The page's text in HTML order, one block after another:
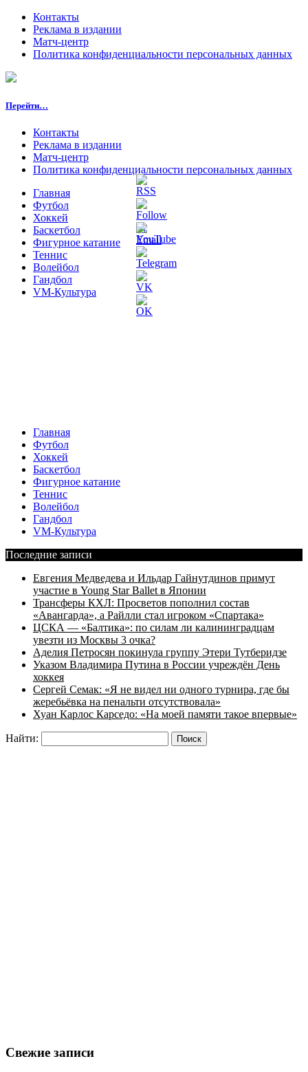
Контакты
Реклама в издании
Матч-центр
Политика конфиденциальности персональных данных
Перейти…
Контакты
Реклама в издании
Матч-центр
Политика конфиденциальности персональных данных
Главная
Футбол
Хоккей
Баскетбол
Фигурное катание
Теннис
Волейбол
Гандбол
VM-Культура
Главная
Футбол
Хоккей
Баскетбол
Фигурное катание
Теннис
Волейбол
Гандбол
VM-Культура
Последние записи
Евгения Медведева и Ильдар Гайнутдинов примут
участие в Young Star Ballet в Японии
Трансферы КХЛ: Просветов пополнил состав
«Авангарда», а Райлли стал игроком «Спартака»
ЦСКА — «Балтика»: по силам ли калининградцам
увезти из Москвы 3 очка?
Аделия Петросян покинула группу Этери Тутберидзе
Указом Владимира Путина в России учреждён День
хоккея
Сергей Семак: «Я не видел ни одного турнира, где бы
жеребьёвка на пенальти отсутствовала»
Хуан Карлос Карседо: «На моей памяти такое впервые»
Найти:
Свежие записи